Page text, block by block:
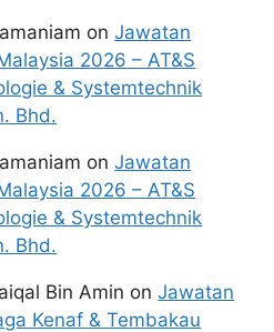
onJawatan
2026 – AT&S
& Systemtechnik
Bhd.
onJawatan
2026 – AT&S
& Systemtechnik
Bhd.
Bin Amin onJawatan
Kenaf & Tembakau